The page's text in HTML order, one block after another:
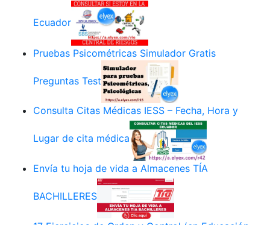
Ecuador
Pruebas Psicométricas Simulador Gratis
Preguntas Test
Consulta Citas Médicas IESS – Fecha, Hora y
Lugar de cita médica
Envía tu hoja de vida a Almacenes TÍA
BACHILLERES